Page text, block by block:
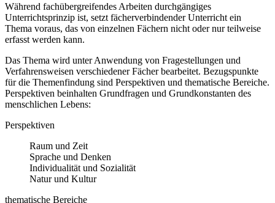
Während fachübergreifendes Arbeiten durchgängiges
Unterrichtsprinzip ist, setzt fächerverbindender Unterricht ein
Thema voraus, das von einzelnen Fächern nicht oder nur teilweise
erfasst werden kann.
Das Thema wird unter Anwendung von Fragestellungen und
Verfahrensweisen verschiedener Fächer bearbeitet. Bezugspunkte
für die Themenfindung sind Perspektiven und thematische Bereiche.
Perspektiven beinhalten Grundfragen und Grundkonstanten des
menschlichen Lebens:
Perspektiven
Raum und Zeit
Sprache und Denken
Individualität und Sozialität
Natur und Kultur
thematische Bereiche